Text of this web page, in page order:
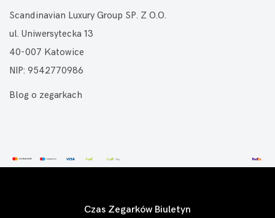
Scandinavian Luxury Group SP. Z O.O.
ul. Uniwersytecka 13
40-007 Katowice
NIP: 9542770986
Blog o zegarkach
Czas Zegarków Biuletyn